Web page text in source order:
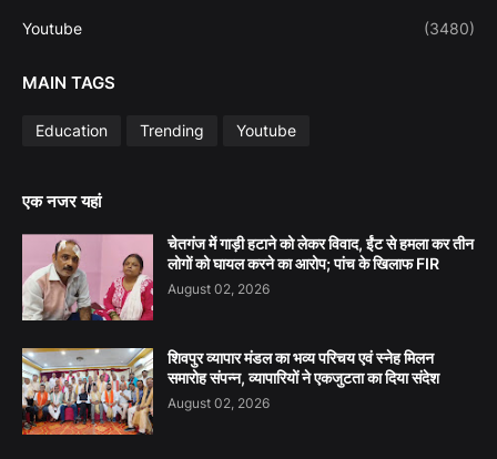
Youtube (3480)
MAIN TAGS
Education Trending Youtube
एक नजर यहां
चेतगंज में गाड़ी हटाने को लेकर विवाद, ईंट से हमला कर तीन
लोगों को घायल करने का आरोप; पांच के खिलाफ FIR
August 02, 2026
शिवपुर व्यापार मंडल का भव्य परिचय एवं स्नेह मिलन
समारोह संपन्न, व्यापारियों ने एकजुटता का दिया संदेश
August 02, 2026